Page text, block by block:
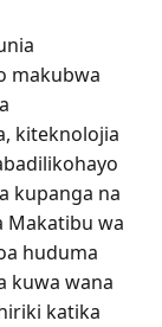
makubwa
kiteknolojia
kupanga na
Makatibu wa
huduma
kuwa wana
katika